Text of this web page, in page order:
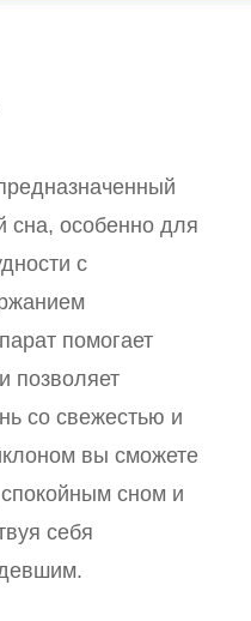
сна, особенно для
с
помогает
позволяет
со свежестью и
вы сможете
сном и
себя